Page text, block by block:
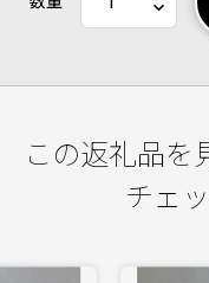
この返礼品を
チェ